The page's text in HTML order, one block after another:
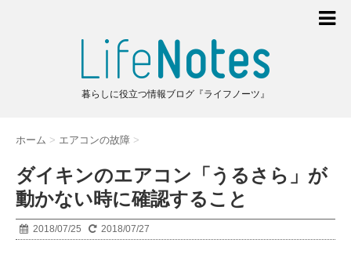
暮らしに役立つ情報ブログ『ライフノーツ』
ホーム > エアコンの故障 >
ダイキンのエアコン「うるさら」が
動かない時に確認すること
2018/07/25 2018/07/27